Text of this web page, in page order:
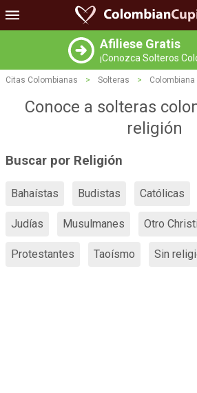
Afiliese Gratis
¡Conozca Solteros
Citas Colombianas > Solteras > Colombiana
Conoce a solteras
religión
Buscar por Religión
Bahaístas Budistas Católicas
Judías Musulmanes Otro
Protestantes Taoísmo Sin